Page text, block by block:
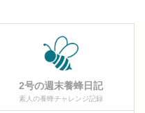
2号の週末養蜂日記
素人の養蜂チャレンジ記録